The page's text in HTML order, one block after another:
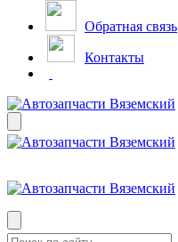
Обратная связь
Контакты